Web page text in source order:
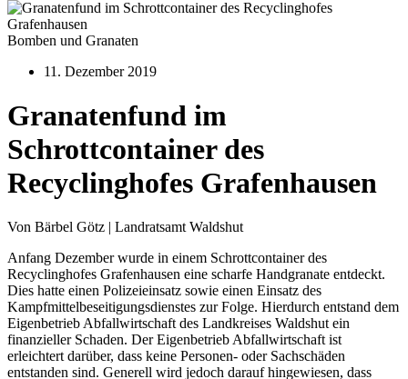
Bomben und Granaten
11. Dezember 2019
Granatenfund im
Schrottcontainer des
Recyclinghofes Grafenhausen
Von Bärbel Götz | Landratsamt Waldshut
Anfang Dezember wurde in einem Schrottcontainer des
Recyclinghofes Grafenhausen eine scharfe Handgranate entdeckt.
Dies hatte einen Polizeieinsatz sowie einen Einsatz des
Kampfmittelbeseitigungsdienstes zur Folge. Hierdurch entstand dem
Eigenbetrieb Abfallwirtschaft des Landkreises Waldshut ein
finanzieller Schaden. Der Eigenbetrieb Abfallwirtschaft ist
erleichtert darüber, dass keine Personen- oder Sachschäden
entstanden sind. Generell wird jedoch darauf hingewiesen, dass